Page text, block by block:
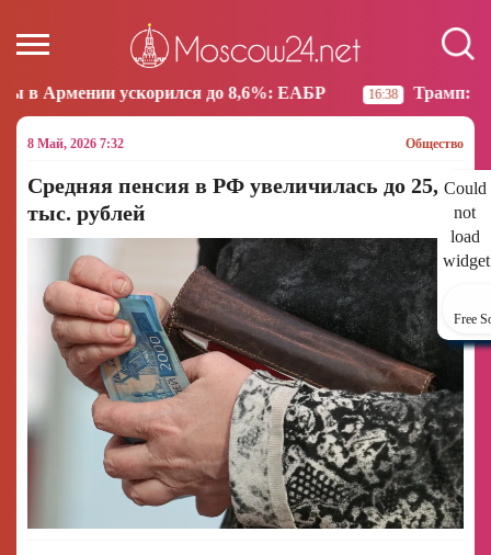
до 8,6%: ЕАБР 16:38 Трамп: США больше не
8 Май, 2026 7:32 Общество
Could
not
load
Free
Средняя пенсия в РФ увеличилась до 25,3
тыс. рублей